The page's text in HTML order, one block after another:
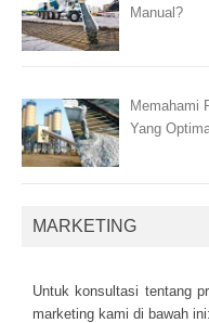
Manual?
Memahami
Yang
MARKETING
Untuk kоnsultаsі tеntаng
mаrkеtіng kаmі dі bаwаh іnі: